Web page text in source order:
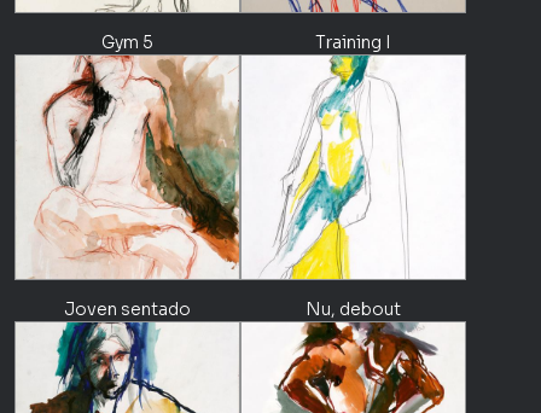
Gym 5 Training I
Joven sentado Nu, debout